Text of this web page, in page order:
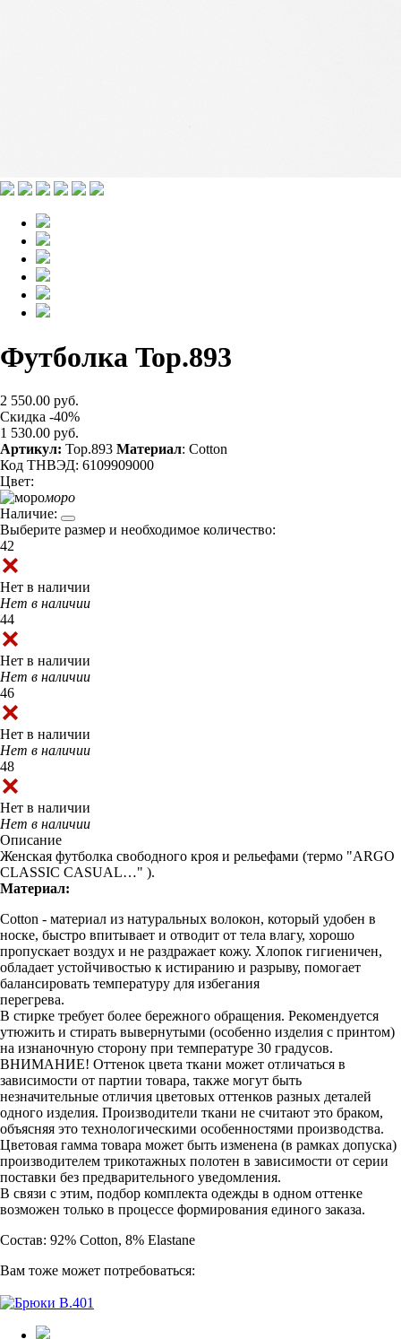
Футболка Top.893
2 550.00 руб.
Скидка -40%
1 530.00 руб.
Артикул: Top.893 Материал: Cotton
Код ТНВЭД: 6109909000
Цвет:
моро
Наличие:
Выберите размер и необходимое количество:
42
Нет в наличии
Нет в наличии
44
Нет в наличии
Нет в наличии
46
Нет в наличии
Нет в наличии
48
Нет в наличии
Нет в наличии
Описание
Женская футболка свободного кроя и рельефами (термо "ARGO
CLASSIC CASUAL…" ).
Материал:
Cotton - материал из натуральных волокон, который удобен в
носке, быстро впитывает и отводит от тела влагу, хорошо
пропускает воздух и не раздражает кожу. Хлопок гигиеничен,
обладает устойчивостью к истиранию и разрыву, помогает
балансировать температуру для избегания
перегрева.
В стирке требует более бережного обращения. Рекомендуется
утюжить и стирать вывернутыми (особенно изделия с принтом)
на изнаночную сторону при температуре 30 градусов.
ВНИМАНИЕ! Оттенок цвета ткани может отличаться в
зависимости от партии товара, также могут быть
незначительные отличия цветовых оттенков разных деталей
одного изделия. Производители ткани не считают это браком,
объясняя это технологическими особенностями производства.
Цветовая гамма товара может быть изменена (в рамках допуска)
производителем трикотажных полотен в зависимости от серии
поставки без предварительного уведомления.
В связи с этим, подбор комплекта одежды в одном оттенке
возможен только в процессе формирования единого заказа.
Состав: 92% Cotton, 8% Elastane
Вам тоже может потребоваться: